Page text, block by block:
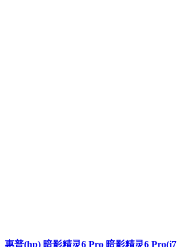
惠普(hp) 暗影精灵6 Pro 暗影精灵6 Pro(i7